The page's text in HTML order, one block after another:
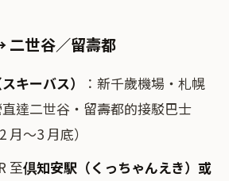
二世谷／留壽都
キーバス）
：新千歲機場・札幌
達二世谷・留壽都的接駁巴士
月〜3 月底）
至倶知安駅（くっちゃんえき） 或